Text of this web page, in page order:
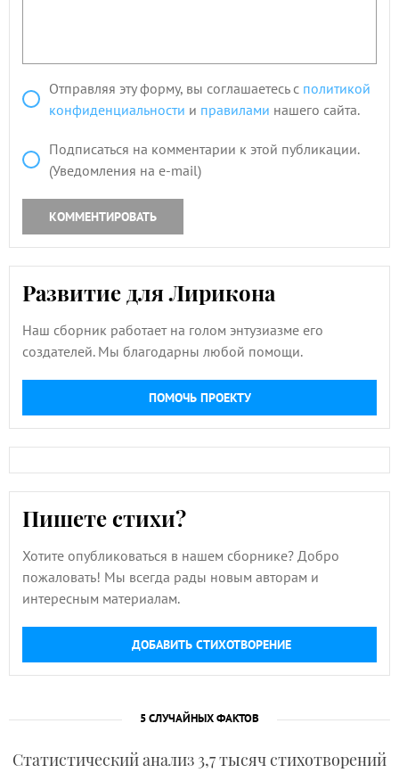
Отправляя эту форму, вы соглашаетесь с политикой
конфиденциальности и правилами нашего сайта.
Подписаться на комментарии к этой публикации.
(Уведомления на e-mail)
КОММЕНТИРОВАТЬ
Развитие для Лирикона
Наш сборник работает на голом энтузиазме его
создателей. Мы благодарны любой помощи.
ПОМОЧЬ ПРОЕКТУ
Пишете стихи?
Хотите опубликоваться в нашем сборнике? Добро
пожаловать! Мы всегда рады новым авторам и
интересным материалам.
ДОБАВИТЬ СТИХОТВОРЕНИЕ
5 СЛУЧАЙНЫХ ФАКТОВ
Статистический анализ 3,7 тысяч стихотворений